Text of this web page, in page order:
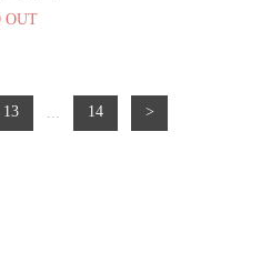
OUT
13 14 >